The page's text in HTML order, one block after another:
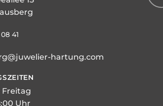
41
hartung.com
Freitag
Uhr